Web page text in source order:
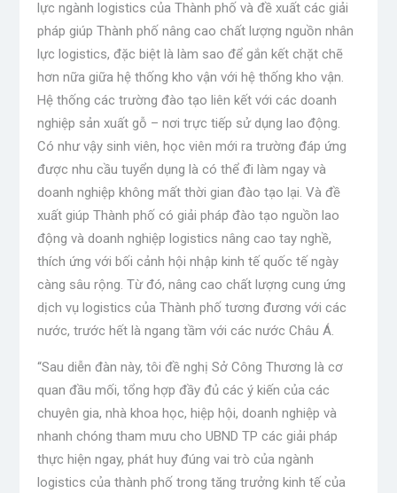
lực ngành logistics của Thành phố và đề xuất các giải
pháp giúp Thành phố nâng cao chất lượng nguồn nhân
lực logistics, đặc biệt là làm sao để gắn kết chặt chẽ
hơn nữa giữa hệ thống kho vận với hệ thống kho vận.
Hệ thống các trường đào tạo liên kết với các doanh
nghiệp sản xuất gỗ – nơi trực tiếp sử dụng lao động.
Có như vậy sinh viên, học viên mới ra trường đáp ứng
được nhu cầu tuyển dụng là có thể đi làm ngay và
doanh nghiệp không mất thời gian đào tạo lại. Và đề
xuất giúp Thành phố có giải pháp đào tạo nguồn lao
động và doanh nghiệp logistics nâng cao tay nghề,
thích ứng với bối cảnh hội nhập kinh tế quốc tế ngày
càng sâu rộng. Từ đó, nâng cao chất lượng cung ứng
dịch vụ logistics của Thành phố tương đương với các
nước, trước hết là ngang tầm với các nước Châu Á.
“Sau diễn đàn này, tôi đề nghị Sở Công Thương là cơ
quan đầu mối, tổng hợp đầy đủ các ý kiến ​​của các
chuyên gia, nhà khoa học, hiệp hội, doanh nghiệp và
nhanh chóng tham mưu cho UBND TP các giải pháp
thực hiện ngay, phát huy đúng vai trò của ngành
logistics của thành phố trong tăng trưởng kinh tế của